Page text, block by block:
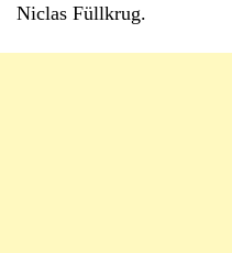
Niclas Füllkrug.